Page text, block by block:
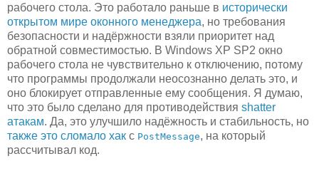
рабочего стола. Это работало раньше в исторически
открытом мире оконного менеджера, но требования
безопасности и надёржности взяли приоритет над
обратной совместимостью. В Windows XP SP2 окно
рабочего стола не чувствительно к отключению, потому
что программы продолжали неосознанно делать это, и
оно блокирует отправленные ему сообщения. Я думаю,
что это было сделано для противодействия shatter
атакам. Да, это улучшило надёжность и стабильность, но
также это сломало хак с PostMessage, на который
рассчитывал код.